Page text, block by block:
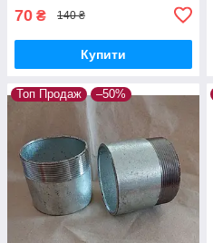
70 ₴ 140 ₴
Купити
Топ Продаж –50%